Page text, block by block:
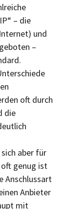
– die
und
–
oft durch
die
aber für
genug ist
Anschlussart
Anbieter
mit